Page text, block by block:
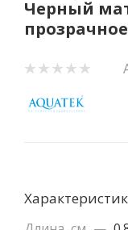
Черный
прозрачное